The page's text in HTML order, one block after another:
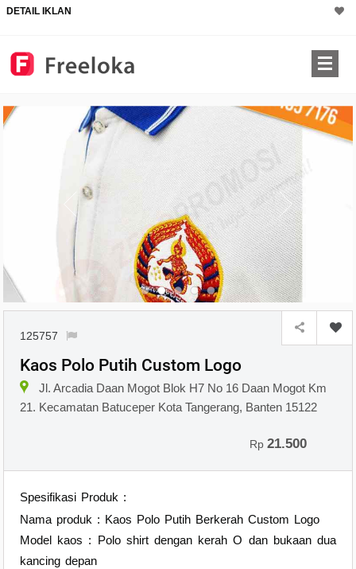
DETAIL IKLAN
125757
Kaos Polo Putih Custom Logo
Jl. Arcadia Daan Mogot Blok H7 No 16 Daan Mogot Km
21. Kecamatan Batuceper Kota Tangerang, Banten 15122
Rp21.500
Spesifikasi Produk :
Nama produk : Kaos Polo Putih Berkerah Custom Logo
Model kaos : Polo shirt dengan kerah O dan bukaan dua
kancing depan